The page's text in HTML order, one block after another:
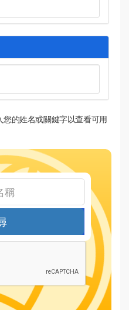
的姓名或關鍵字以查看可用